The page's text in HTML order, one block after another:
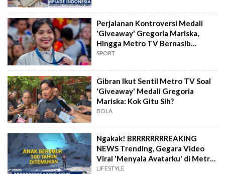
Perjalanan Kontroversi Medali
'Giveaway' Gregoria Mariska,
Hingga Metro TV Bernasib
Seperti Ini
SPORT
Gibran Ikut Sentil Metro TV Soal
'Giveaway' Medali Gregoria
Mariska: Kok Gitu Sih?
BOLA
Ngakak! BRRRRRRRREAKING
NEWS Trending, Gegara Video
Viral 'Menyala Avatarku' di Metro
TV
LIFESTYLE